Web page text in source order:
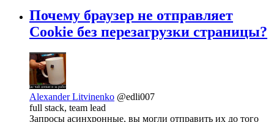
Почему браузер не отправляет
Cookie без перезагрузки страницы?
Alexander Litvinenko @edli007
full stack, team lead
Запросы асинхронные, вы могли отправить их до того